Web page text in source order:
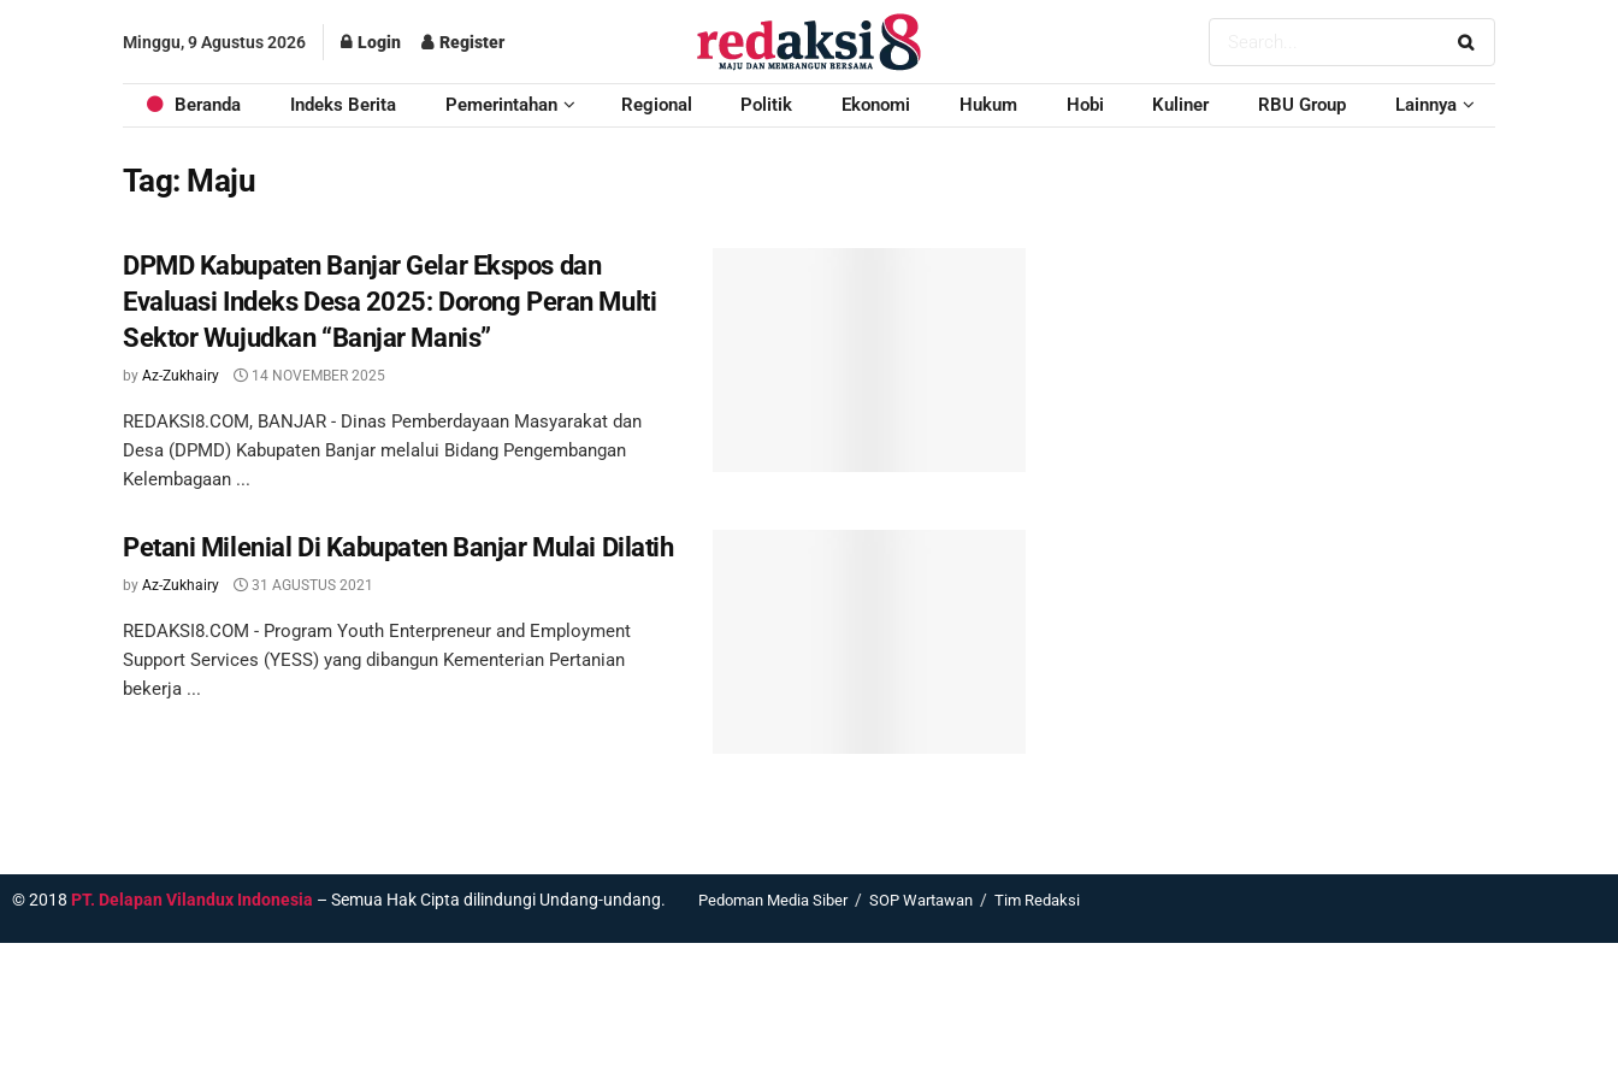
Minggu, 9 Agustus 2026 Login Register
Beranda Indeks Berita Pemerintahan Regional Politik Ekonomi Hukum Hobi Kuliner RBU Group Lainnya
Tag: Maju
DPMD Kabupaten Banjar Gelar Ekspos dan
Evaluasi Indeks Desa 2025: Dorong Peran Multi
Sektor Wujudkan “Banjar Manis”
by Az-Zukhairy 14 NOVEMBER 2025
REDAKSI8.COM, BANJAR - Dinas Pemberdayaan Masyarakat dan
Desa (DPMD) Kabupaten Banjar melalui Bidang Pengembangan
Kelembagaan ...
Petani Milenial Di Kabupaten Banjar Mulai Dilatih
by Az-Zukhairy 31 AGUSTUS 2021
REDAKSI8.COM - Program Youth Enterpreneur and Employment
Support Services (YESS) yang dibangun Kementerian Pertanian
bekerja ...
© 2018 PT. Delapan Vilandux Indonesia – Semua Hak Cipta dilindungi Undang-undang. Pedoman Media Siber SOP Wartawan Tim Redaksi